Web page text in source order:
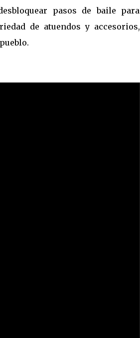
pasos de baile para
de atuendos y accesorios,